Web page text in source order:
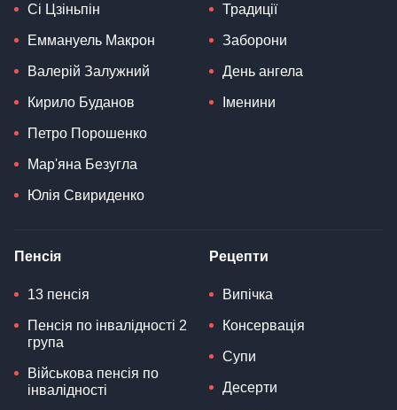
Сі Цзіньпін
Еммануель Макрон
Валерій Залужний
Кирило Буданов
Петро Порошенко
Мар'яна Безугла
Юлія Свириденко
Традиції
Заборони
День ангела
Іменини
Пенсія
13 пенсія
Пенсія по інвалідності 2
група
Військова пенсія по
інвалідності
Рецепти
Випічка
Консервація
Супи
Десерти